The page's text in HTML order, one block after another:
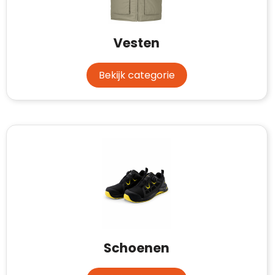
Vesten
Bekijk categorie
Schoenen